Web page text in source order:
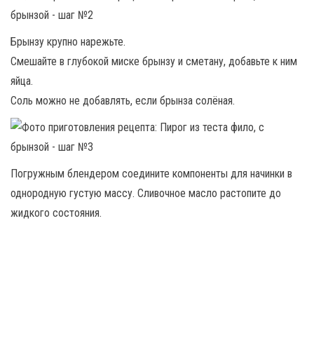
Брынзу крупно нарежьте.
Смешайте в глубокой миске брынзу и сметану, добавьте к ним
яйца.
Соль можно не добавлять, если брынза солёная.
Погружным блендером соедините компоненты для начинки в
однородную густую массу. Сливочное масло растопите до
жидкого состояния.